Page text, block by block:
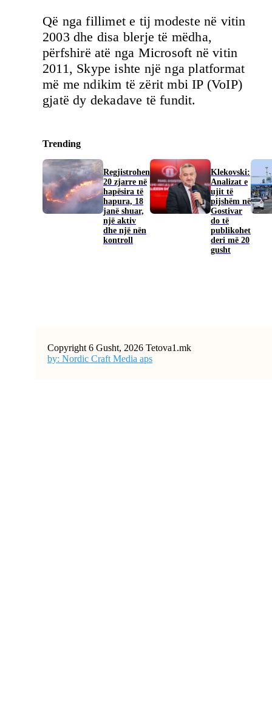
Që nga fillimet e tij modeste në vitin
2003 dhe disa blerje të mëdha,
përfshirë atë nga Microsoft në vitin
2011, Skype ishte një nga platformat
më me ndikim të zërit mbi IP (VoIP)
gjatë dy dekadave të fundit.
Trending
Regjistrohen
20 zjarre në
hapësira të
hapura, 18
janë shuar,
një aktiv
dhe një nën
kontroll
Klekovski:
Analizat e
ujit të
pijshëm në
Gostivar
do të
publikohet
deri më 20
gusht
Copyright 6 Gusht, 2026 Tetova1.mk
by: Nordic Craft Media aps